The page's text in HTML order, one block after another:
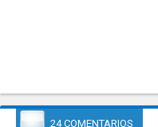
24 COMENTARIOS